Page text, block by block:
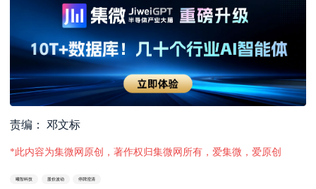
责编： 邓文标
*此内容为集微网原创，著作权归集微网所有，爱集微，爱原创
曦智科技 股价波动 停牌澄清